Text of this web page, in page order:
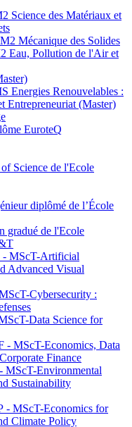
Science des Matériaux et
Mécanique des Solides
Eau, Pollution de l'Air et
Energies Renouvelables :
Entrepreneuriat (Master)
EuroteQ
Science de l'Ecole
diplômé de l’École
gradué de l'Ecole
MScT-Artificial
Advanced Visual
Cybersecurity :
Data Science for
- MScT-Economics, Data
Finance
MScT-Environmental
Sustainability
- MScT-Economics for
Climate Policy